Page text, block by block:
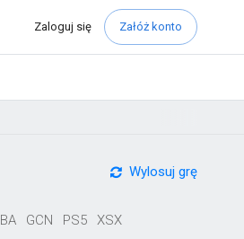
Zaloguj się Załóż konto
Wylosuj grę
GCN PS5
XSX